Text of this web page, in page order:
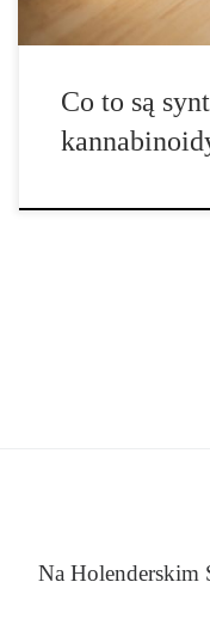
Co to są
Na Holenderskim